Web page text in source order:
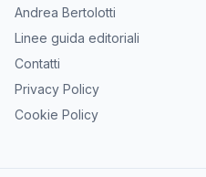
Andrea Bertolotti
Linee guida editoriali
Contatti
Privacy Policy
Cookie Policy